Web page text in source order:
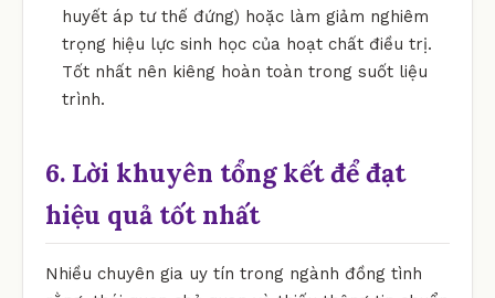
huyết áp tư thế đứng) hoặc làm giảm nghiêm
trọng hiệu lực sinh học của hoạt chất điều trị.
Tốt nhất nên kiêng hoàn toàn trong suốt liệu
trình.
6. Lời khuyên tổng kết để đạt
hiệu quả tốt nhất
Nhiều chuyên gia uy tín trong ngành đồng tình